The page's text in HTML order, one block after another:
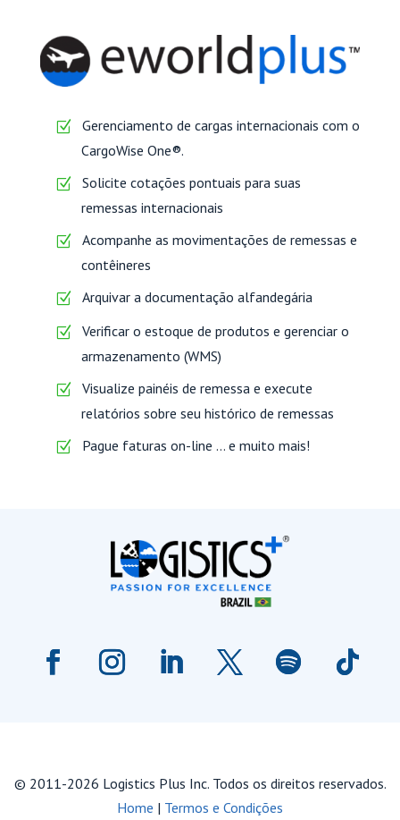
Gerenciamento de cargas internacionais com o
CargoWise One®.
Solicite cotações pontuais para suas
remessas internacionais
Acompanhe as movimentações de remessas e
contêineres
Arquivar a documentação alfandegária
Verificar o estoque de produtos e gerenciar o
armazenamento (WMS)
Visualize painéis de remessa e execute
relatórios sobre seu histórico de remessas
Pague faturas on-line … e muito mais!
© 2011-2026 Logistics Plus Inc. Todos os direitos reservados.
Home | Termos e Condições